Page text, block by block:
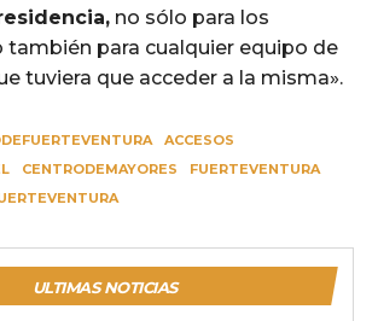
no sólo para los
también para cualquier equipo de
tuviera que acceder a la misma».
ACCESOS
CENTRODEMAYORES
FUERTEVENTURA
ULTIMAS NOTICIAS